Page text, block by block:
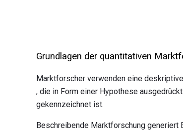
Grundlagen der quantitativen
Marktforscher verwenden eine
, die in Form einer Hypothese
gekennzeichnet ist.
Beschreibende Marktforschung generiert